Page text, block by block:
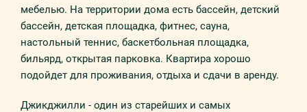
мебелью. На территории дома есть бассейн, детский
бассейн, детская площадка, фитнес, сауна,
настольный теннис, баскетбольная площадка,
бильярд, открытая парковка. Квартира хорошо
подойдет для проживания, отдыха и сдачи в аренду.
Джикджилли - один из старейших и самых